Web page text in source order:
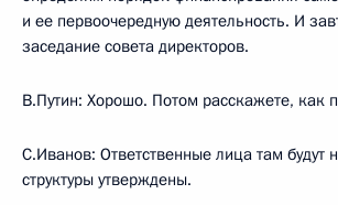
и ее первоочередную деятельность. И
заседание совета директоров.
В.Путин: Хорошо. Потом расскажете, как
С.Иванов: Ответственные лица там будут
структуры утверждены.